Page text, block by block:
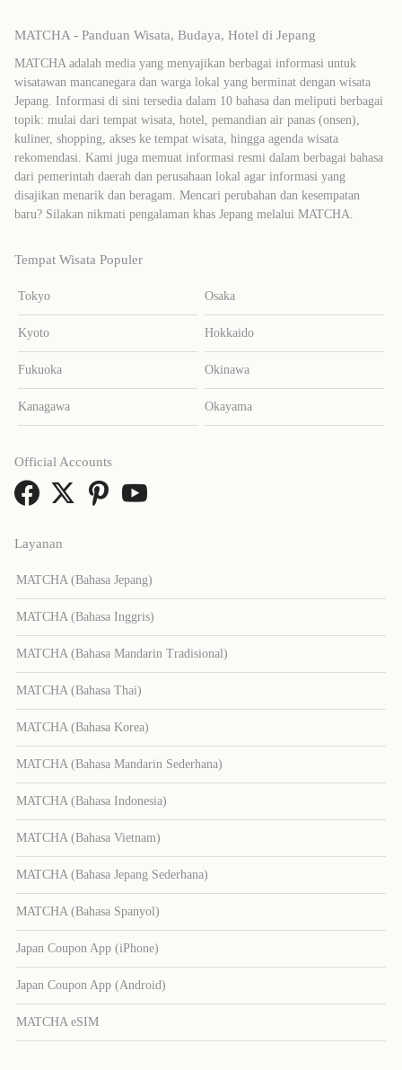
MATCHA - Panduan Wisata, Budaya, Hotel di Jepang
MATCHA adalah media yang menyajikan berbagai informasi untuk
wisatawan mancanegara dan warga lokal yang berminat dengan wisata
Jepang. Informasi di sini tersedia dalam 10 bahasa dan meliputi berbagai
topik: mulai dari tempat wisata, hotel, pemandian air panas (onsen),
kuliner, shopping, akses ke tempat wisata, hingga agenda wisata
rekomendasi. Kami juga memuat informasi resmi dalam berbagai bahasa
dari pemerintah daerah dan perusahaan lokal agar informasi yang
disajikan menarik dan beragam. Mencari perubahan dan kesempatan
baru? Silakan nikmati pengalaman khas Jepang melalui MATCHA.
Tempat Wisata Populer
Tokyo Osaka
Kyoto Hokkaido
Fukuoka Okinawa
Kanagawa Okayama
Layanan
MATCHA (Bahasa Jepang)
MATCHA (Bahasa Inggris)
MATCHA (Bahasa Mandarin Tradisional)
MATCHA (Bahasa Thai)
MATCHA (Bahasa Korea)
MATCHA (Bahasa Mandarin Sederhana)
MATCHA (Bahasa Indonesia)
MATCHA (Bahasa Vietnam)
MATCHA (Bahasa Jepang Sederhana)
MATCHA (Bahasa Spanyol)
Japan Coupon App (iPhone)
Japan Coupon App (Android)
MATCHA eSIM
Official Accounts